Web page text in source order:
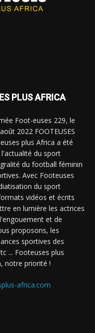
PLUS AFRICA
Foot-euses 229, le
2022 FOOTEUSES
plus Africa a été
du sport
du football féminin
Avec Footeuses
du sport
vidéos et écrits
en lumière les actrices
et de
proposons, les
sportives des
... Footeuses plus
notre priorité !
africa.com